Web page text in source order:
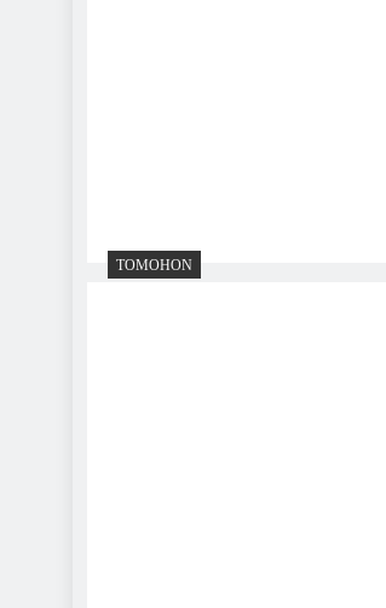
TOMOHON